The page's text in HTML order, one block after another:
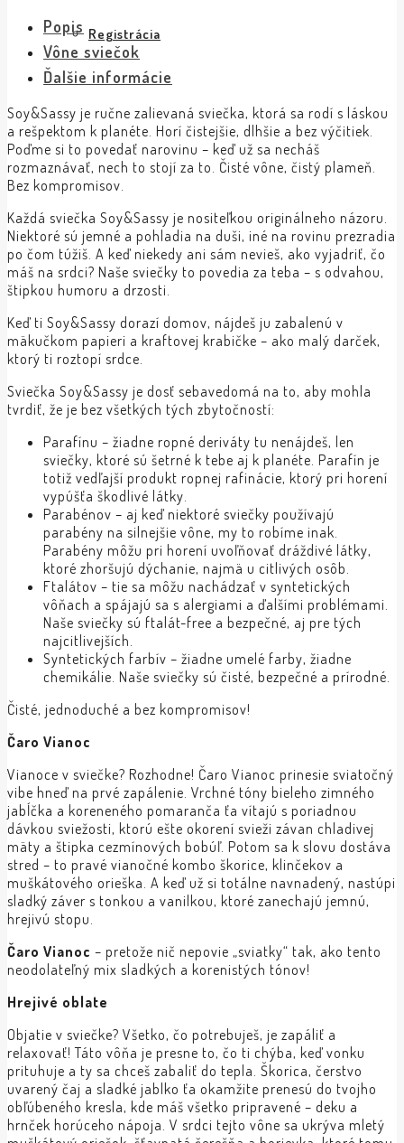
Registrácia
Popis
Vône sviečok
Ďalšie informácie
Soy&Sassy je ručne zalievaná sviečka, ktorá sa rodí s láskou
a rešpektom k planéte. Horí čistejšie, dlhšie a bez výčitiek.
Poďme si to povedať narovinu – keď už sa necháš
rozmaznávať, nech to stojí za to. Čisté vône, čistý plameň.
Bez kompromisov.
Každá sviečka Soy&Sassy je nositeľkou originálneho názoru.
Niektoré sú jemné a pohladia na duši, iné na rovinu prezradia
po čom túžiš. A keď niekedy ani sám nevieš, ako vyjadriť, čo
máš na srdci? Naše sviečky to povedia za teba – s odvahou,
štipkou humoru a drzosti.
Keď ti Soy&Sassy dorazí domov, nájdeš ju zabalenú v
mäkučkom papieri a kraftovej krabičke – ako malý darček,
ktorý ti roztopí srdce.
Sviečka Soy&Sassy je dosť sebavedomá na to, aby mohla
tvrdiť, že je bez všetkých tých zbytočností:
Parafínu – žiadne ropné deriváty tu nenájdeš, len
sviečky, ktoré sú šetrné k tebe aj k planéte. Parafín je
totiž vedľajší produkt ropnej rafinácie, ktorý pri horení
vypúšťa škodlivé látky.
Parabénov – aj keď niektoré sviečky používajú
parabény na silnejšie vône, my to robíme inak.
Parabény môžu pri horení uvoľňovať dráždivé látky,
ktoré zhoršujú dýchanie, najmä u citlivých osôb.
Ftalátov – tie sa môžu nachádzať v syntetických
vôňach a spájajú sa s alergiami a ďalšími problémami.
Naše sviečky sú ftalát-free a bezpečné, aj pre tých
najcitlivejších.
Syntetických farbív – žiadne umelé farby, žiadne
chemikálie. Naše sviečky sú čisté, bezpečné a prírodné.
Čisté, jednoduché a bez kompromisov!
Čaro Vianoc
Vianoce v sviečke? Rozhodne! Čaro Vianoc prinesie sviatočný
vibe hneď na prvé zapálenie. Vrchné tóny bieleho zimného
jabĺčka a koreneného pomaranča ťa vítajú s poriadnou
dávkou sviežosti, ktorú ešte okorení svieži závan chladivej
mäty a štipka cezmínových bobúľ. Potom sa k slovu dostáva
stred – to pravé vianočné kombo škorice, klinčekov a
muškátového orieška. A keď už si totálne navnadený, nastúpi
sladký záver s tonkou a vanilkou, ktoré zanechajú jemnú,
hrejivú stopu.
Čaro Vianoc – pretože nič nepovie „sviatky“ tak, ako tento
neodolateľný mix sladkých a korenistých tónov!
Hrejivé oblate
Objatie v sviečke? Všetko, čo potrebuješ, je zapáliť a
relaxovať! Táto vôňa je presne to, čo ti chýba, keď vonku
prituhuje a ty sa chceš zabaliť do tepla. Škorica, čerstvo
uvarený čaj a sladké jablko ťa okamžite prenesú do tvojho
obľúbeného kresla, kde máš všetko pripravené – deku a
hrnček horúceho nápoja. V srdci tejto vône sa ukrýva mletý